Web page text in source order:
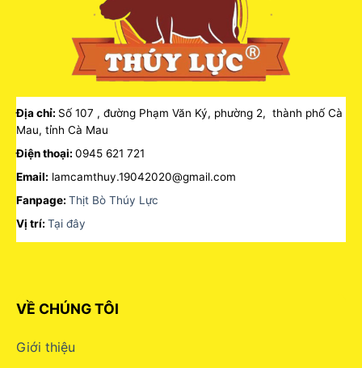
Địa chỉ: Số 107 , đường Phạm Văn Ký, phường 2, thành phố Cà
Mau, tỉnh Cà Mau
Điện thoại: 0945 621 721
Email: lamcamthuy.19042020@gmail.com
Fanpage: Thịt Bò Thúy Lực
Vị trí: Tại đây
VỀ CHÚNG TÔI
Giới thiệu